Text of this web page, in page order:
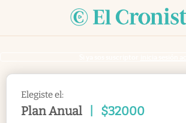
Elegiste el:
Plan Anual $32000